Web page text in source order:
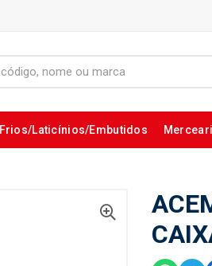
Frios/Laticínios/Embutidos